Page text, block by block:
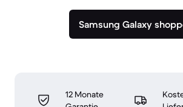
Samsung Galaxy
12 Monate